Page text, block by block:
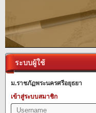
ระบบผู้ใช้
ม.ราชภัฏพระนครศรีอยุธยา
เข้าสู่ระบบสมาชิก